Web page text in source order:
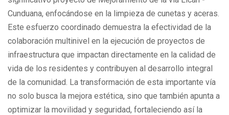
Cunduana, enfocándose en la limpieza de cunetas y aceras.
Este esfuerzo coordinado demuestra la efectividad de la
colaboración multinivel en la ejecución de proyectos de
infraestructura que impactan directamente en la calidad de
vida de los residentes y contribuyen al desarrollo integral
de la comunidad. La transformación de esta importante vía
no solo busca la mejora estética, sino que también apunta a
optimizar la movilidad y seguridad, fortaleciendo así la